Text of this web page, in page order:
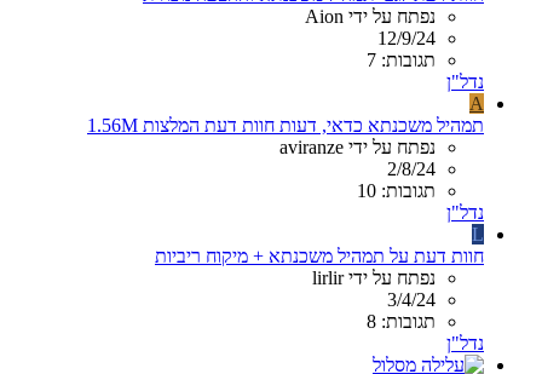
נפתח על ידי Aion
12/9/24
תגובות: 7
נדל"ן
A
תמהיל משכנתא כדאי, דעות חוות דעת המלצות 1.56M
נפתח על ידי aviranze
2/8/24
תגובות: 10
נדל"ן
L
חוות דעת על תמהיל משכנתא + מיקוח ריביות
נפתח על ידי lirlir
3/4/24
תגובות: 8
נדל"ן